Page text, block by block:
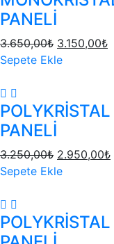
PANELİ
3.650,00₺ 3.150,00₺
Sepete Ekle
PANELİ
3.250,00₺ 2.950,00₺
Sepete Ekle